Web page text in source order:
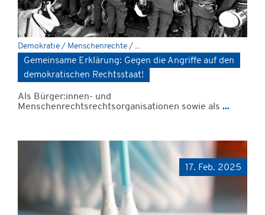
Demokratie / Menschenrechte / ...
Gemeinsame Erklärung: Gegen die Angriffe auf den
demokratischen Rechtsstaat!
Als Bürger:innen- und
Menschenrechtsrechtsorganisationen sowie als ...
17. Feb. 2025